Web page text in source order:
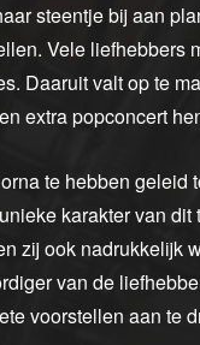
steentje bij aan
Vele liefhebbers
Daaruit valt op te
extra popconcert
te hebben geleid
karakter van
zij ook nadrukkelijk
van de
voorstellen aan te